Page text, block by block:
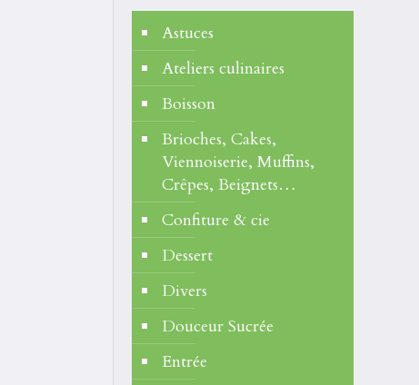
Astuces
Ateliers culinaires
Boisson
Brioches, Cakes,
Viennoiserie, Muffins,
Crêpes, Beignets…
Confiture & cie
Dessert
Divers
Douceur Sucrée
Entrée